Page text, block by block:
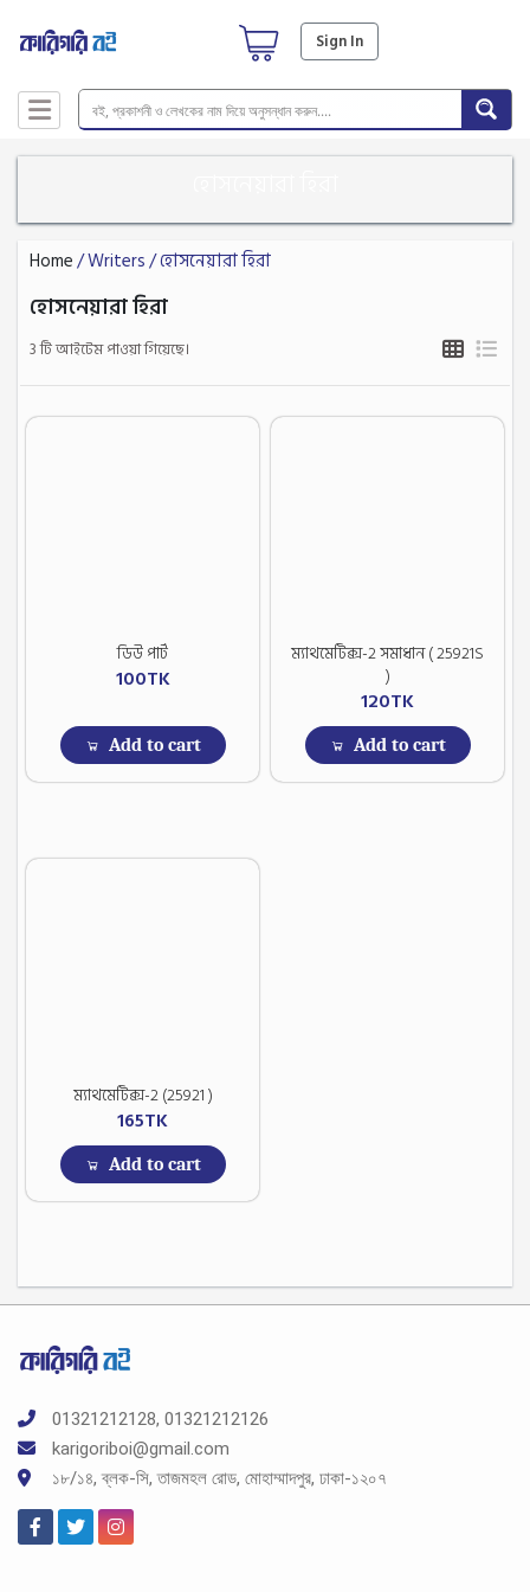
Sign In
Home/ Writers / হোসনেয়ারা হিরা
হোসনেয়ারা হিরা
3 টি আইটেম পাওয়া গিয়েছে।
ডিউ পার্ট
100TK
Add to cart
ম্যাথমেটিক্স-2 সমাধান ( 25921S
)
120TK
Add to cart
ম্যাথমেটিক্স-2 (25921 )
165TK
Add to cart
01321212128, 01321212126
karigoriboi@gmail.com
১৮/১৪, ব্লক-সি, তাজমহল রোড, মোহাম্মাদপুর, ঢাকা-১২০৭